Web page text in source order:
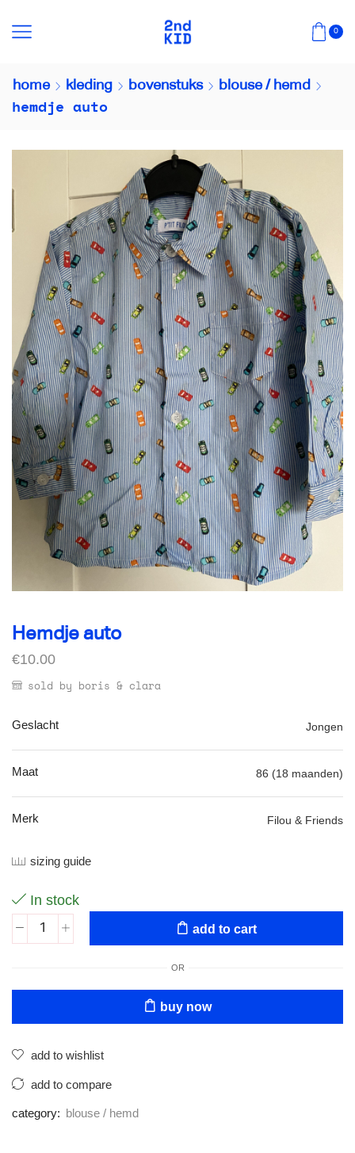
0
home kleding bovenstuks blouse / hemd
hemdje auto
Hemdje auto
€10.00
sold by boris & clara
Geslacht Jongen
Maat 86 (18 maanden)
Merk Filou & Friends
sizing guide
In stock
add to cart
OR
buy now
add to wishlist
add to compare
category: blouse / hemd